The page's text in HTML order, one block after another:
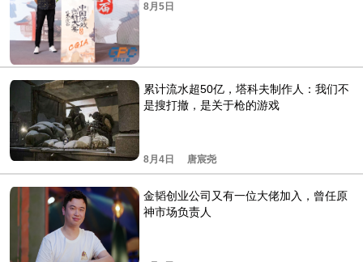
8月5日
累计流水超50亿，塔科夫制作人：我们不
是搜打撤，是关于枪的游戏
8月4日 唐宸尧
金韬创业公司又有一位大佬加入，曾任原
神市场负责人